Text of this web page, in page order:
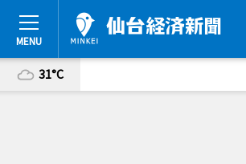
31°C